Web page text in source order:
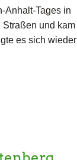
Anhalt-Tages in
und kam
es sich wieder